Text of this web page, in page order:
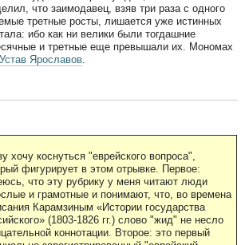
что заимодавец, взяв три раза с одного
третные росты, лишается уже истинных
ибо как ни велики были тогдашние
и третные еще превышали их. Мономах
Устав Ярославов
хочу коснуться "еврейского вопроса",
фигурирует в этом отрывке. Первое:
что эту рубрику у меня читают люди
и грамотные и понимают, что, во времена
Карамзиным «Истории государства
(1803-1826 гг.) слово "жид" не несло
коннотации. Второе: это первый